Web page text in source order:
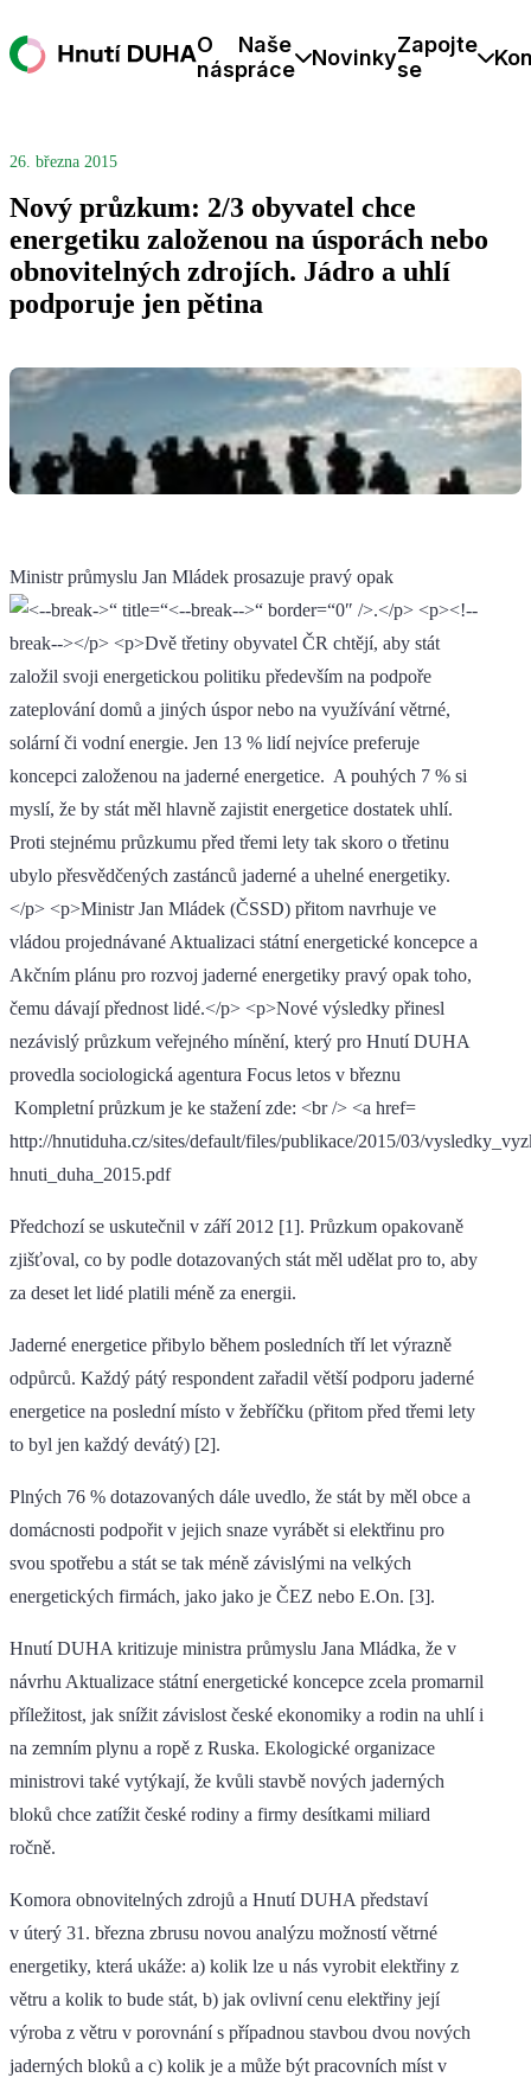
O
nás
Naše
práce
NovinkyZapojte
se
26. března 2015
Nový průzkum: 2/3 obyvatel chce
energetiku založenou na úsporách nebo
obnovitelných zdrojích. Jádro a uhlí
podporuje jen pětina
Ministr průmyslu Jan Mládek prosazuje pravý opak
http://hnutiduha.cz/sites/default/files/publikace/2015/03/
hnuti_duha_2015.pdf
Předchozí se uskutečnil v září 2012 [1]. Průzkum opakovaně
zjišťoval, co by podle dotazovaných stát měl udělat pro to, aby
za deset let lidé platili méně za energii.
Jaderné energetice přibylo během posledních tří let výrazně
odpůrců. Každý pátý respondent zařadil větší podporu jaderné
energetice na poslední místo v žebříčku (přitom před třemi lety
to byl jen každý devátý) [2].
Plných 76 % dotazovaných dále uvedlo, že stát by měl obce a
domácnosti podpořit v jejich snaze vyrábět si elektřinu pro
svou spotřebu a stát se tak méně závislými na velkých
energetických firmách, jako jako je ČEZ nebo E.On. [3].
Hnutí DUHA kritizuje ministra průmyslu Jana Mládka, že v
návrhu Aktualizace státní energetické koncepce zcela promarnil
příležitost, jak snížit závislost české ekonomiky a rodin na uhlí i
na zemním plynu a ropě z Ruska. Ekologické organizace
ministrovi také vytýkají, že kvůli stavbě nových jaderných
bloků chce zatížit české rodiny a firmy desítkami miliard
ročně.
Komora obnovitelných zdrojů a Hnutí DUHA představí
v úterý 31. března zbrusu novou analýzu možností větrné
energetiky, která ukáže: a) kolik lze u nás vyrobit elektřiny z
větru a kolik to bude stát, b) jak ovlivní cenu elektřiny její
výroba z větru v porovnání s případnou stavbou dvou nových
jaderných bloků a c) kolik je a může být pracovních míst v